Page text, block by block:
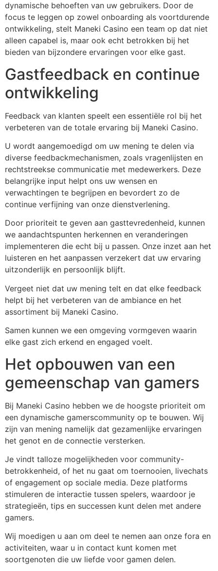
dynamische behoeften van uw gebruikers. Door de
focus te leggen op zowel onboarding als voortdurende
ontwikkeling, stelt Maneki Casino een team op dat niet
alleen capabel is, maar ook echt betrokken bij het
bieden van bijzondere ervaringen voor elke gast.
Gastfeedback en continue
ontwikkeling
Feedback van klanten speelt een essentiële rol bij het
verbeteren van de totale ervaring bij Maneki Casino.
U wordt aangemoedigd om uw mening te delen via
diverse feedbackmechanismen, zoals vragenlijsten en
rechtstreekse communicatie met medewerkers. Deze
belangrijke input helpt ons uw wensen en
verwachtingen te begrijpen en bevordert zo de
continue verfijning van onze dienstverlening.
Door prioriteit te geven aan gasttevredenheid, kunnen
we aandachtspunten herkennen en veranderingen
implementeren die echt bij u passen. Onze inzet aan het
luisteren en het aanpassen verzekert dat uw ervaring
uitzonderlijk en persoonlijk blijft.
Vergeet niet dat uw mening telt en dat elke feedback
helpt bij het verbeteren van de ambiance en het
assortiment bij Maneki Casino.
Samen kunnen we een omgeving vormgeven waarin
elke gast zich erkend en engaged voelt.
Het opbouwen van een
gemeenschap van gamers
Bij Maneki Casino hebben we de hoogste prioriteit om
een dynamische gamerscommunity op te bouwen. Wij
zijn van mening namelijk dat gezamenlijke ervaringen
het genot en de connectie versterken.
Je vindt talloze mogelijkheden voor community-
betrokkenheid, of het nu gaat om toernooien, livechats
of engagement op sociale media. Deze platforms
stimuleren de interactie tussen spelers, waardoor je
strategieën, tips en successen kunt delen met andere
gamers.
Wij moedigen u aan om deel te nemen aan onze fora en
activiteiten, waar u in contact kunt komen met
soortgenoten die uw liefde voor gamen delen.